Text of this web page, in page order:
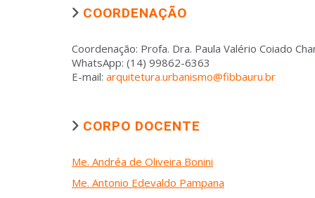
COORDENAÇÃO
Coordenação: Profa. Dra. Paula Valério Coiado
WhatsApp: (14) 99862-6363
E-mail: arquitetura.urbanismo@fibbauru.br
CORPO DOCENTE
Me. Andréa de Oliveira Bonini
Me. Antonio Edevaldo Pampana